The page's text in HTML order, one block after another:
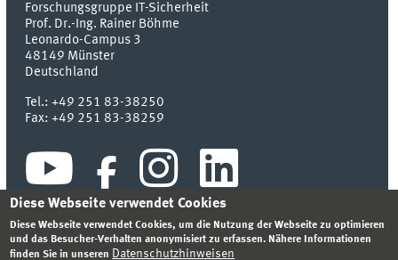
Forschungsgruppe IT-Sicherheit
Prof. Dr.-Ing. Rainer Böhme
Leonardo-Campus 3
48149 Münster
Deutschland
Tel.:+49 251 83-38250
Fax:+49 251 83-38259
Diese Webseite verwendet Cookies
Diese Webseite verwendet Cookies, um die Nutzung der Webseite zu optimieren
und das Besucher-Verhalten anonymisiert zu erfassen. Nähere Informationen
finden Sie in unseren Datenschutzhinweisen